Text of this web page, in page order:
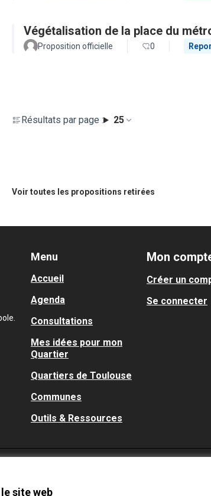
site web
Végétalisation de la place du
Proposition officielle 0
Résultats par page : 25
Voir toutes les propositions retirées
Menu
Accueil
Agenda
Consultations
Mes idées pour mon
Quartier
Quartiers de Toulouse
Communes
Outils & Ressources
Mon
Créer un
Se connecter